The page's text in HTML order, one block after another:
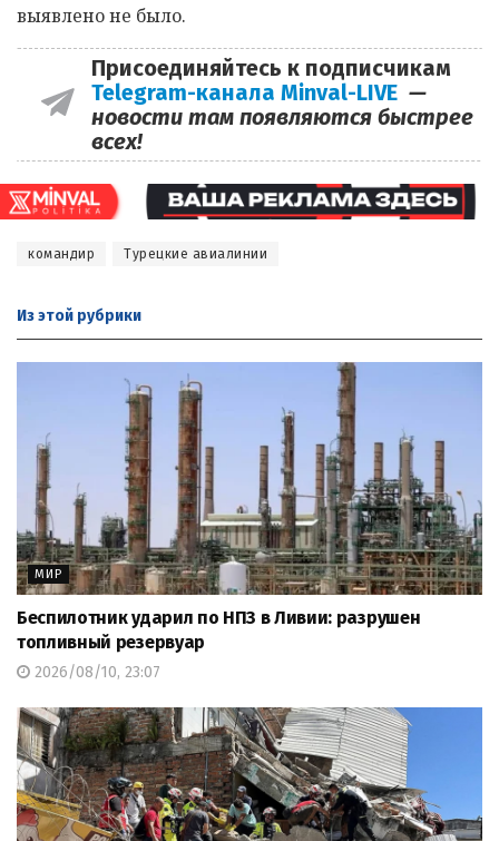
выявлено не было.
Присоединяйтесь к подписчикам
Telegram-канала Minval-LIVE —
новости там появляются быстрее
всех!
командир Турецкие авиалинии
Из этой рубрики
МИР
Беспилотник ударил по НПЗ в Ливии: разрушен
топливный резервуар
2026/08/10, 23:07